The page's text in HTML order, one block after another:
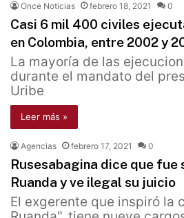
Once Noticias febrero 18, 2021 0
Casi 6 mil 400 civiles
en Colombia, entre 2002 y
La mayoría de las
durante el mandato del
Uribe
Leer más »
Agencias febrero 17, 2021 0
Rusesabagina dice que fue
Ruanda y ve ilegal su juicio
El exgerente que inspiró la